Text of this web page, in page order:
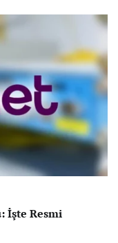
İşte Resmi